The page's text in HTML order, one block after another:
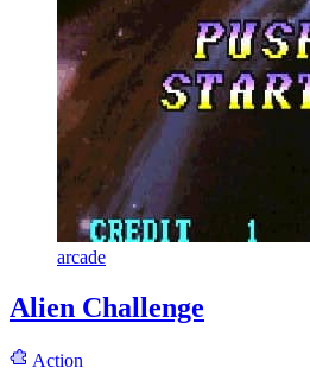
arcade
Alien Challenge
Action